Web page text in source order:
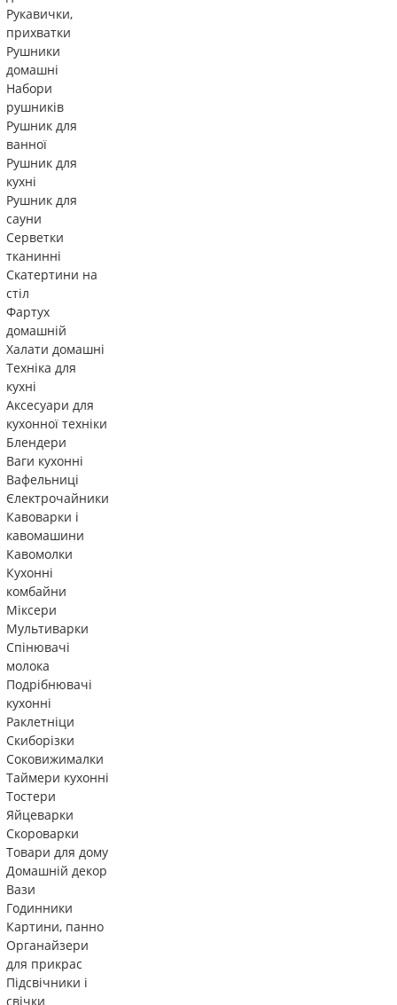
Рукавички,
прихватки
Рушники
домашні
Набори
рушників
Рушник для
ванної
Рушник для
кухні
Рушник для
сауни
Серветки
тканинні
Скатертини на
стіл
Фартух
домашній
Халати домашні
Техніка для
кухні
Аксесуари для
кухонної техніки
Блендери
Ваги кухонні
Вафельниці
Єлектрочайники
Кавоварки і
кавомашини
Кавомолки
Кухонні
комбайни
Міксери
Мультиварки
Спінювачі
молока
Подрібнювачі
кухонні
Раклетніци
Скиборізки
Соковижималки
Таймери кухонні
Тостери
Яйцеварки
Скороварки
Товари для дому
Домашній декор
Вази
Годинники
Картини, панно
Органайзери
для прикрас
Підсвічники і
свічки